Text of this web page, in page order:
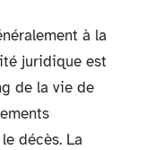
à la
juridique est
de la vie de
décès. La